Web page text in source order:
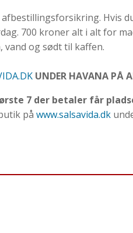
Hvis
700 kroner alt i alt for
vand og sødt til kaffen.
UNDER HAVANA PÅ
7 der betaler får
på www.salsavida.dk